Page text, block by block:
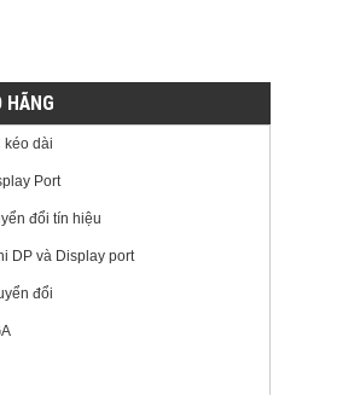
HÃNG
kéo dài
Port
đổi tín hiệu
DP và Display port
đổi